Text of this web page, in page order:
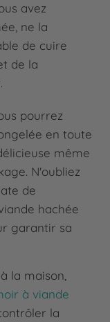
avez
ne la
de cuire
de la
pourrez
en toute
même
N'oubliez
de
hachée
garantir sa
la maison,
à viande
la